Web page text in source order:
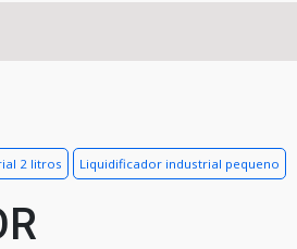
2 litros Liquidificador industrial pequeno